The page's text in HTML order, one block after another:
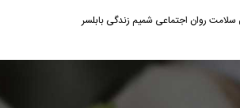
روان اجتماعی شمیم زندگی بابلسر